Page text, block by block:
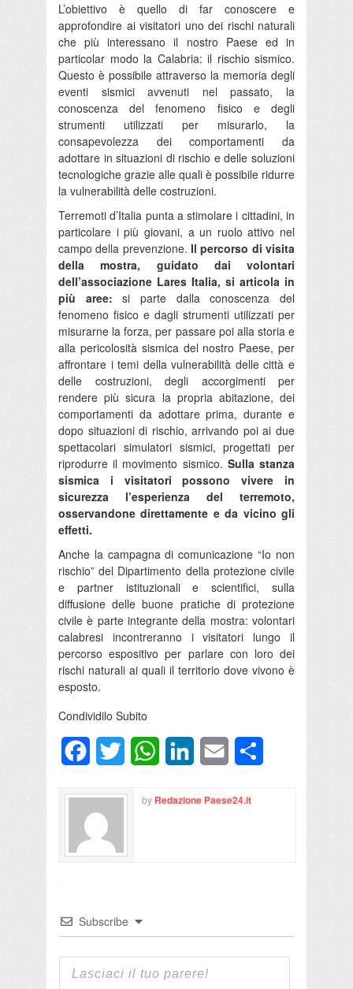
L’obiettivo è quello di far conoscere e
approfondire ai visitatori uno dei rischi naturali
che più interessano il nostro Paese ed in
particolar modo la Calabria: il rischio sismico.
Questo è possibile attraverso la memoria degli
eventi sismici avvenuti nel passato, la
conoscenza del fenomeno fisico e degli
strumenti utilizzati per misurarlo, la
consapevolezza dei comportamenti da
adottare in situazioni di rischio e delle soluzioni
tecnologiche grazie alle quali è possibile ridurre
la vulnerabilità delle costruzioni.
Terremoti d’Italia punta a stimolare i cittadini, in
particolare i più giovani, a un ruolo attivo nel
campo della prevenzione. Il percorso di visita
della mostra, guidato dai volontari
dell’associazione Lares Italia, si articola in
più aree: si parte dalla conoscenza del
fenomeno fisico e dagli strumenti utilizzati per
misurarne la forza, per passare poi alla storia e
alla pericolosità sismica del nostro Paese, per
affrontare i temi della vulnerabilità delle città e
delle costruzioni, degli accorgimenti per
rendere più sicura la propria abitazione, dei
comportamenti da adottare prima, durante e
dopo situazioni di rischio, arrivando poi ai due
spettacolari simulatori sismici, progettati per
riprodurre il movimento sismico. Sulla stanza
sismica i visitatori possono vivere in
sicurezza l’esperienza del terremoto,
osservandone direttamente e da vicino gli
effetti.
Anche la campagna di comunicazione “Io non
rischio” del Dipartimento della protezione civile
e partner istituzionali e scientifici, sulla
diffusione delle buone pratiche di protezione
civile è parte integrante della mostra: volontari
calabresi incontreranno i visitatori lungo il
percorso espositivo per parlare con loro dei
rischi naturali ai quali il territorio dove vivono è
esposto.
Condividilo Subito
FacebookTwitter WhatsAppLinkedInEmail
by Redazione Paese24.it
Subscribe